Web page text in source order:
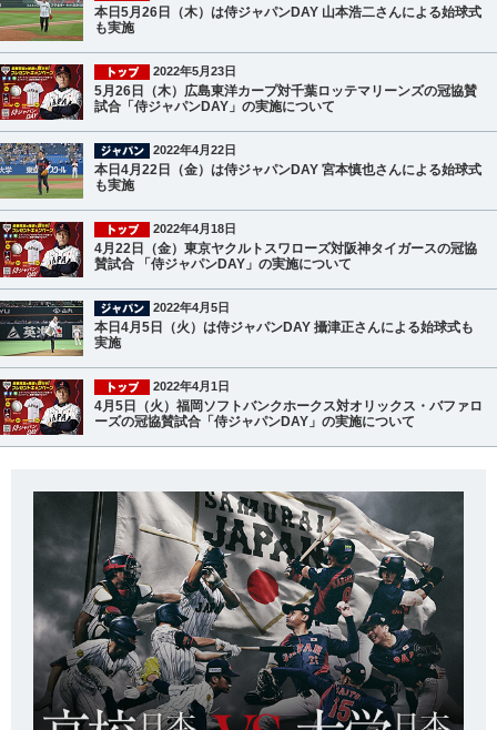
本日5月26日（木）は侍ジャパンDAY 山本浩二さんによる始球式
も実施
2022年5月23日
5月26日（木）広島東洋カープ対千葉ロッテマリーンズの冠協賛
試合「侍ジャパンDAY」の実施について
2022年4月22日
本日4月22日（金）は侍ジャパンDAY 宮本慎也さんによる始球式
も実施
2022年4月18日
4月22日（金）東京ヤクルトスワローズ対阪神タイガースの冠協
賛試合 「侍ジャパンDAY」の実施について
2022年4月5日
本日4月5日（火）は侍ジャパンDAY 攝津正さんによる始球式も
実施
2022年4月1日
4月5日（火）福岡ソフトバンクホークス対オリックス・バファロ
ーズの冠協賛試合「侍ジャパンDAY」の実施について